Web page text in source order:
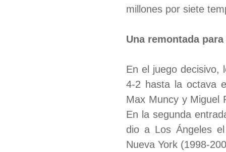
millones por siete
Una remontada
En el juego decisivo,
4-2 hasta la octava
Max Muncy y Miguel
En la segunda
dio a Los Ángeles
Nueva York (1998-